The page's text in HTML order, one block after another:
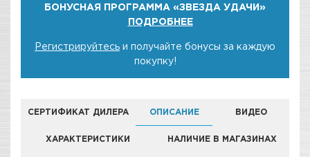
БОНУСНАЯ ПРОГРАММА «ЗВЕЗДА УДАЧИ»
ПОДРОБНЕЕ
Регистрируйтесь и получайте бонусы за каждую
покупку!
СЕРТИФИКАТ ДИЛЕРА ОПИСАНИЕ ВИДЕО
ХАРАКТЕРИСТИКИ НАЛИЧИЕ В МАГАЗИНАХ